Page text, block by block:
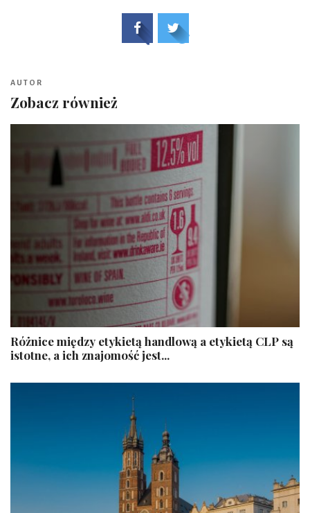
AUTOR
Zobacz również
​Różnice między etykietą handlową a etykietą CLP są
istotne, a ich znajomość jest...